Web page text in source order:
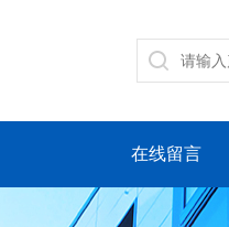
在线留言